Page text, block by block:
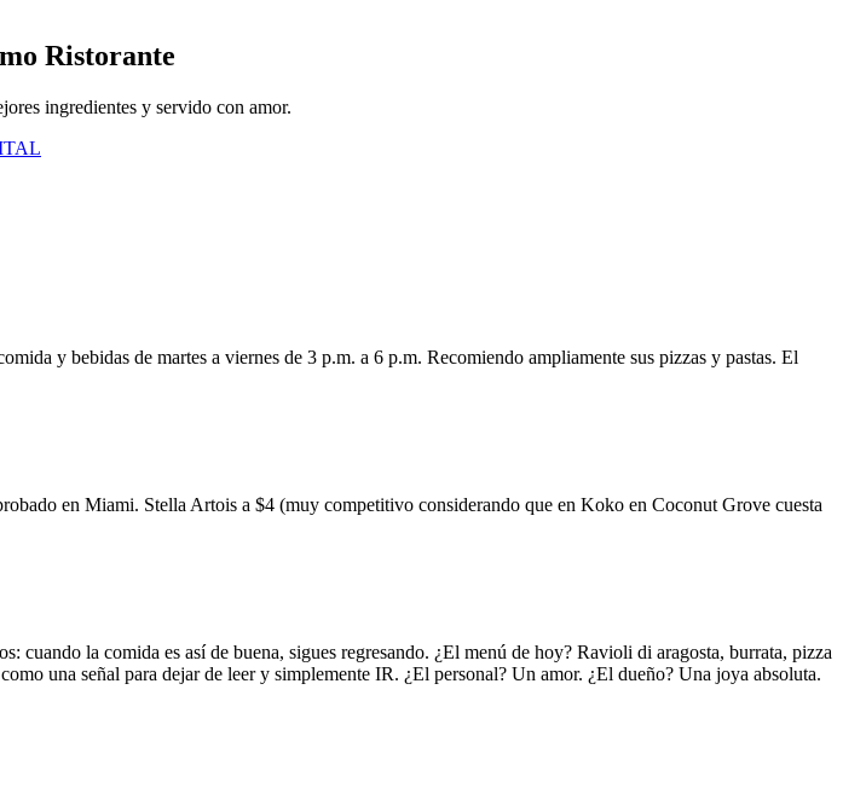
Ristorante
ingredientes y servido con amor.
y bebidas de martes a viernes de 3 p.m. a 6 p.m. Recomiendo ampliamente sus pizzas y pastas. El
en Miami. Stella Artois a $4 (muy competitivo considerando que en Koko en Coconut Grove cuesta
cuando la comida es así de buena, sigues regresando. ¿El menú de hoy? Ravioli di aragosta, burrata, pizza
una señal para dejar de leer y simplemente IR. ¿El personal? Un amor. ¿El dueño? Una joya absoluta.